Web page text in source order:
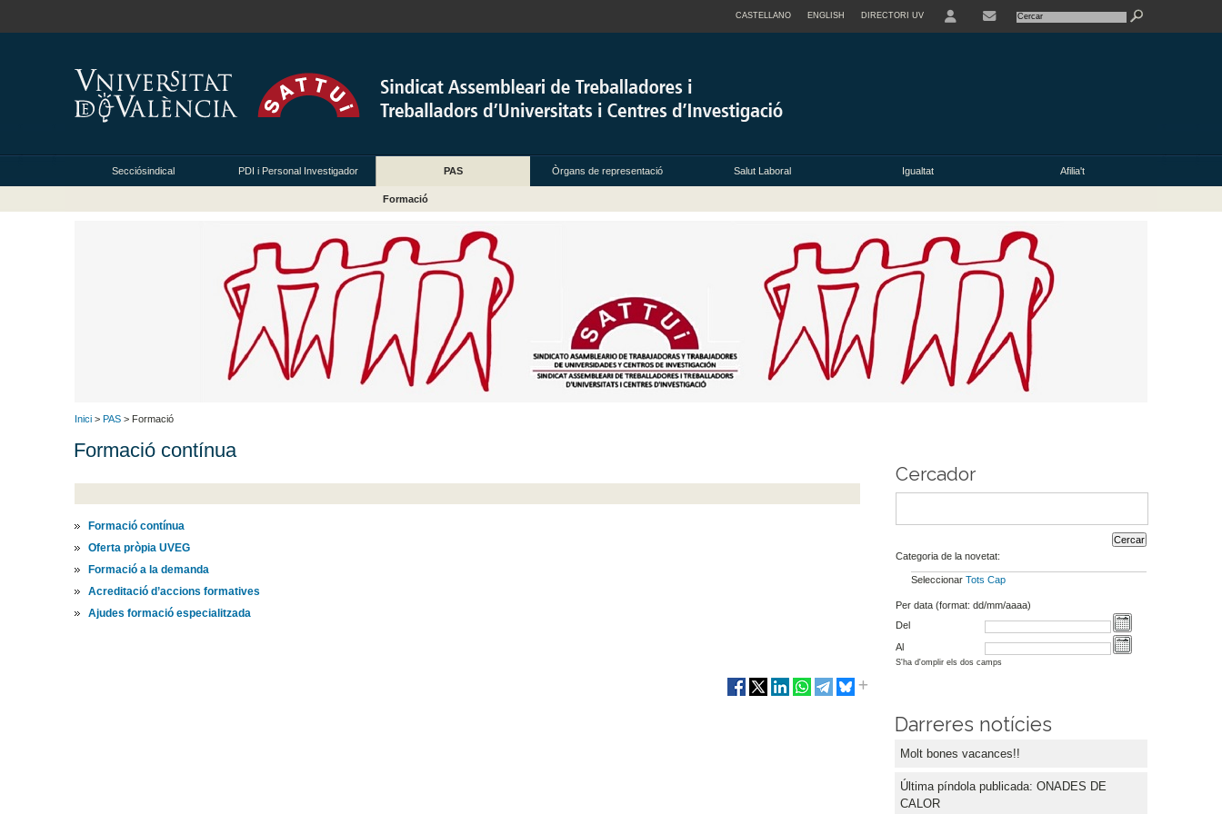
CASTELLANO ENGLISH DIRECTORI UV
Secciósindical PDI i Personal Investigador PAS Òrgans de representació Salut Laboral Igualtat Afilia't
Formació
Inici > PAS > Formació
Formació contínua
Formació contínua
Oferta pròpia UVEG
Formació a la demanda
Acreditació d’accions formatives
Ajudes formació especialitzada
Cercador
Categoria de la novetat:
Seleccionar Tots Cap
Per data (format: dd/mm/aaaa)
Del
Al
S'ha d'omplir els dos camps
Darreres notícies
Molt bones vacances!!
Última píndola publicada: ONADES DE
CALOR